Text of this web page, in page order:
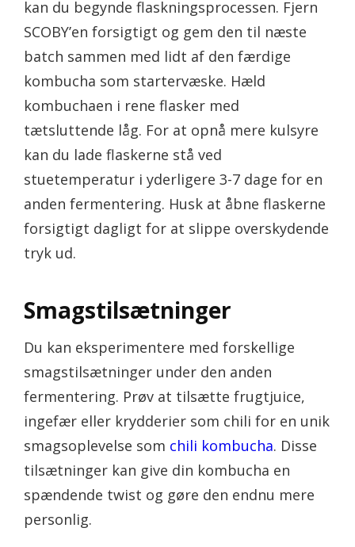
kan du begynde flaskningsprocessen. Fjern
SCOBY’en forsigtigt og gem den til næste
batch sammen med lidt af den færdige
kombucha som startervæske. Hæld
kombuchaen i rene flasker med
tætsluttende låg. For at opnå mere kulsyre
kan du lade flaskerne stå ved
stuetemperatur i yderligere 3-7 dage for en
anden fermentering. Husk at åbne flaskerne
forsigtigt dagligt for at slippe overskydende
tryk ud.
Smagstilsætninger
Du kan eksperimentere med forskellige
smagstilsætninger under den anden
fermentering. Prøv at tilsætte frugtjuice,
ingefær eller krydderier som chili for en unik
smagsoplevelse som chili kombucha. Disse
tilsætninger kan give din kombucha en
spændende twist og gøre den endnu mere
personlig.